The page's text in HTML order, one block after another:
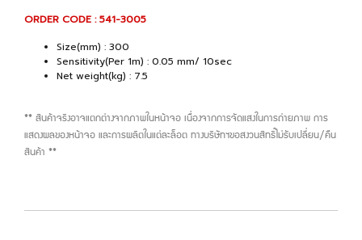
ORDER CODE : 541-3005
Size(mm) : 300
Sensitivity(Per 1m) : 0.05 mm/ 10sec
Net weight(kg) : 7.5
** สินค้าจริงอาจแตกต่างจากภาพในหน้าจอ เนื่องจากการจัดแสงในการถ่ายภาพ การ
แสดงผลของหน้าจอ และการผลิตในแต่ละล็อต ทางบริษัทฯขอสงวนสิทธิ์ไม่รับเปลี่ยน/คืน
สินค้า **